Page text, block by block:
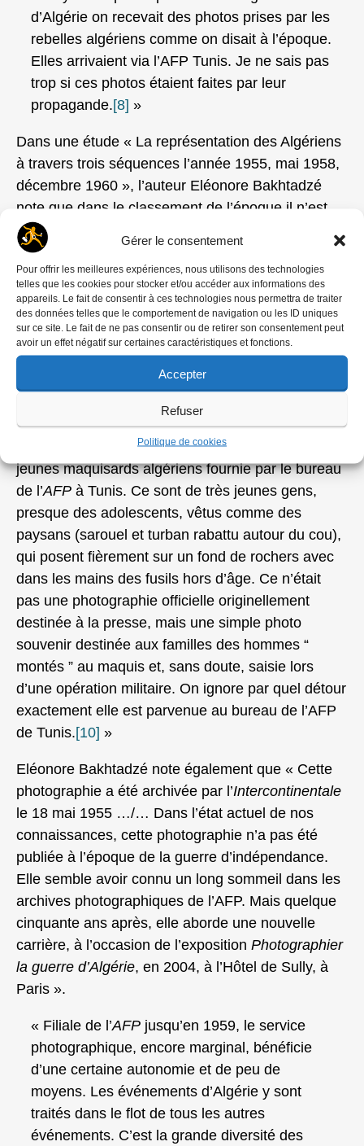
Gérer le consentement
Pour offrir les meilleures expériences, nous utilisons des technologies
telles que les cookies pour stocker et/ou accéder aux informations des
appareils. Le fait de consentir à ces technologies nous permettra de traiter
des données telles que le comportement de navigation ou les ID uniques
sur ce site. Le fait de ne pas consentir ou de retirer son consentement peut
avoir un effet négatif sur certaines caractéristiques et fonctions.
Accepter
Refuser
Politique de cookies
d’Algérie on recevait des photos prises par les
rebelles algériens comme on disait à l’époque.
Elles arrivaient via l’AFP Tunis. Je ne sais pas
trop si ces photos étaient faites par leur
propagande.[8] »
Dans une étude « La représentation des Algériens
à travers trois séquences l’année 1955, mai 1958,
décembre 1960 », l’auteur Eléonore Bakhtadzé
note que dans le classement de l’époque il n’est
jamais question de « guerre ». Ce n’est que dans
les années 1990 que les archives photographiques
seront reclassées sous le terme « Guerre
d’Algérie ».
Mais, « l’agence
Intercontinentaleavait diffusé dès le mois de mai
, une photographie représentant trois
jeunes maquisards algériens fournie par le bureau
de l’AFP à Tunis. Ce sont de très jeunes gens,
presque des adolescents, vêtus comme des
paysans (sarouel et turban rabattu autour du cou),
qui posent fièrement sur un fond de rochers avec
dans les mains des fusils hors d’âge. Ce n’était
pas une photographie officielle originellement
destinée à la presse, mais une simple photo
souvenir destinée aux familles des hommes “
montés ” au maquis et, sans doute, saisie lors
d’une opération militaire. On ignore par quel détour
exactement elle est parvenue au bureau de l’AFP
de Tunis.[10] »
Eléonore Bakhtadzé note également que « Cette
photographie a été archivée par l’Intercontinentale
le 18 mai 1955 …/… Dans l’état actuel de nos
connaissances, cette photographie n’a pas été
publiée à l’époque de la guerre d’indépendance.
Elle semble avoir connu un long sommeil dans les
archives photographiques de l’AFP. Mais quelque
cinquante ans après, elle aborde une nouvelle
carrière, à l’occasion de l’exposition Photographier
la guerre d’Algérie, en 2004, à l’Hôtel de Sully, à
Paris ».
« Filiale de l’AFP jusqu’en 1959, le service
photographique, encore marginal, bénéficie
d’une certaine autonomie et de peu de
moyens. Les événements d’Algérie y sont
traités dans le flot de tous les autres
événements. C’est la grande diversité des